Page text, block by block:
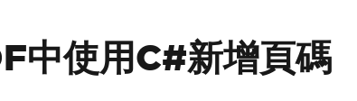
中使用C#新增頁碼